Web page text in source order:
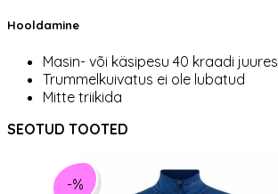
Hooldamine
Masin- või käsipesu 40 kraadi juures
Trummelkuivatus ei ole lubatud
Mitte triikida
SEOTUD TOOTED
-%